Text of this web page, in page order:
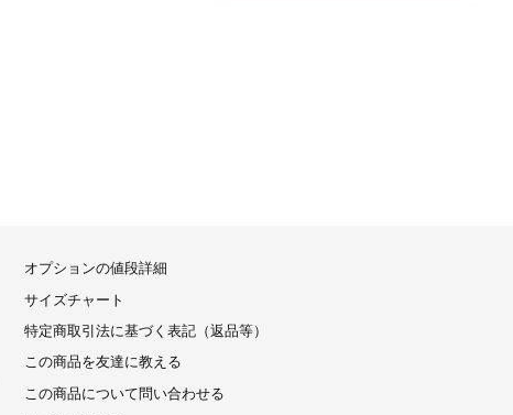
オプションの値段詳細
サイズチャート
特定商取引法に基づく表記（返品等）
この商品を友達に教える
この商品について問い合わせる